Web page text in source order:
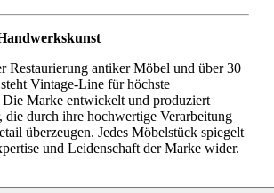
Restaurierung antiker Möbel und über 30
Vintage-Line für höchste
Marke entwickelt und produziert
die durch ihre hochwertige Verarbeitung
überzeugen. Jedes Möbelstück spiegelt
und Leidenschaft der Marke wider.